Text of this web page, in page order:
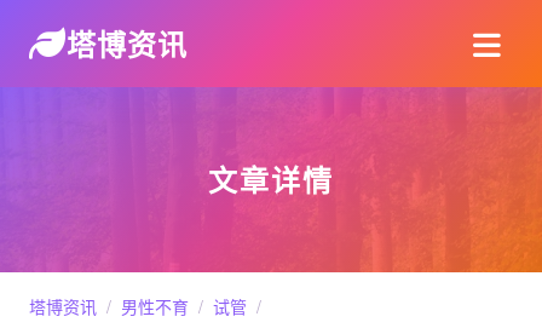
塔博资讯
文章详情
塔博资讯 / 男性不育 / 试管 /